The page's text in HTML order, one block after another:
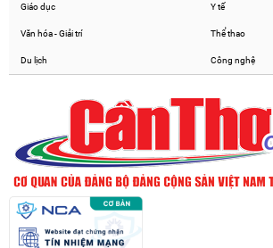
Giáo dục Y tế
Văn hóa - Giải trí Thể thao
Du lịch Công nghệ